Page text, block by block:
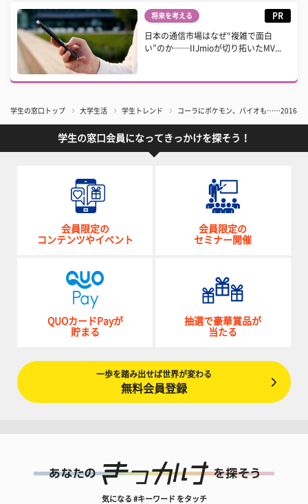
将来を考える PR
日本の通信市場はなぜ“複雑で面白
い”のか──IIJmioが切り拓いたMV...
学生の窓口トップ 大学生活 学生トレンド コーラにポケモン、バイオも……2016年
学生の窓口会員になってきっかけを探そう！
会員限定の
コンテンツやイベント
会員限定の
セミナー開催
QUOカードPayが
貯まる
抽選で豪華賞品が
当たる
一歩を踏み出せば世界が変わる
無料会員登録
気になる #キーワード をタッチ